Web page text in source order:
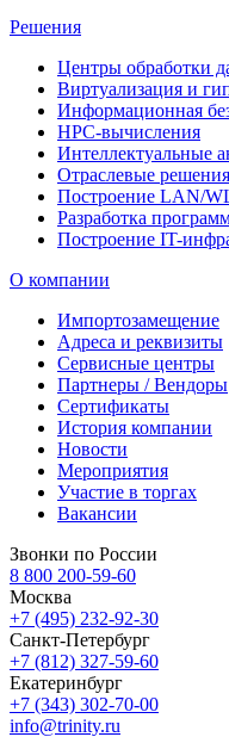
Решения
Центры обработки
Виртуализация и
Информационная
HPC-вычисления
Интеллектуальные
Отраслевые решения
Построение LAN/
Разработка
Построение IT-
О компании
Импортозамещение
Адреса и реквизиты
Сервисные центры
Партнеры / Вендоры
Сертификаты
История компании
Новости
Мероприятия
Участие в торгах
Вакансии
Звонки по России
8 800 200-59-60
Москва
+7 (495) 232-92-30
Санкт-Петербург
+7 (812) 327-59-60
Екатеринбург
+7 (343) 302-70-00
info@trinity.ru